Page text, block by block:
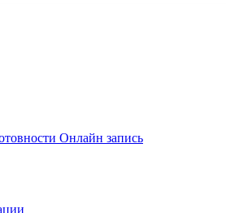
Онлайн запись